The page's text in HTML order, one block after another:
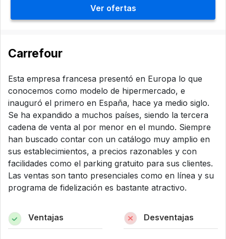
Ver ofertas
Carrefour
Esta empresa francesa presentó en Europa lo que
conocemos como modelo de hipermercado, e
inauguró el primero en España, hace ya medio siglo.
Se ha expandido a muchos países, siendo la tercera
cadena de venta al por menor en el mundo. Siempre
han buscado contar con un catálogo muy amplio en
sus establecimientos, a precios razonables y con
facilidades como el parking gratuito para sus clientes.
Las ventas son tanto presenciales como en línea y su
programa de fidelización es bastante atractivo.
Ventajas Desventajas